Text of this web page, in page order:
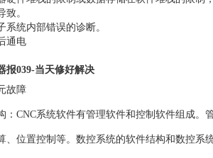
。
统内部错误的诊断。
通电
报039-当天修好解决
故障
：CNC系统软件有管理软件和控制软件组成
、位置控制等。数控系统的软件结构和数控